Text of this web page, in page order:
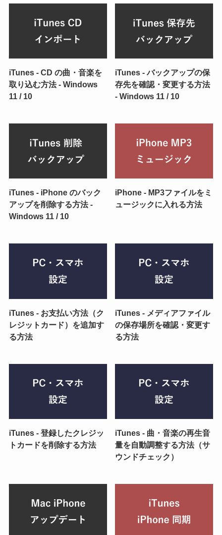
iTunes - CD の曲・音楽を
取り込む方法 - Windows
11 / 10
iTunes - バックアップの保
存先を確認・変更する方法
- Windows 11 / 10
iTunes - iPhone のバック
アップを削除する方法 -
Windows 11 / 10
iPhone - MP3ファイルをミ
ュージックに入れる方法
iTunes - お支払い方法（ク
レジットカード）を追加す
る方法
iTunes - メディアファイル
の保存場所を確認・変更す
る方法
iTunes - 登録したクレジッ
トカードを削除する方法
iTunes - 曲・音楽の再生音
量を自動調整する方法（サ
ウンドチェック）